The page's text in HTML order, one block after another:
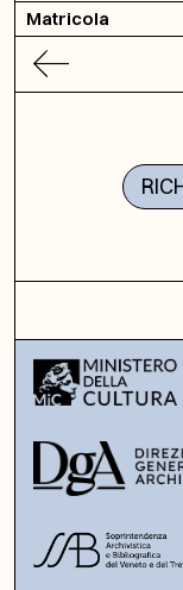
Matricola